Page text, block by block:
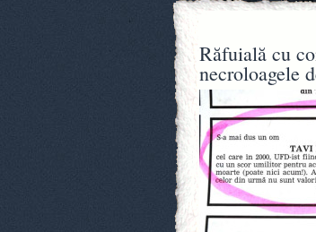
Răfuială cu
necroloagele